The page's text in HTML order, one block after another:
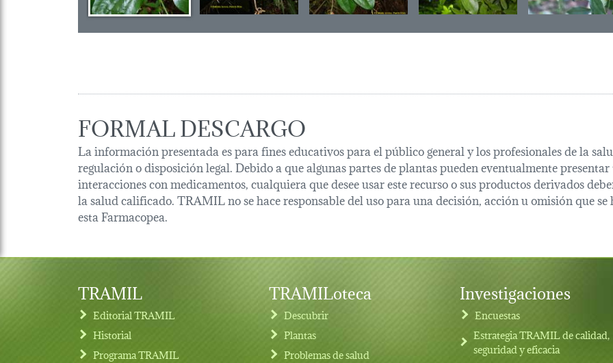
FORMAL DESCARGO
La información presentada es para fines educativos para el público general y los profesionales de la
regulación o disposición legal. Debido a que algunas partes de plantas pueden eventualmente
interacciones con medicamentos, cualquiera que desee usar este recurso o sus productos derivados
la salud calificado. TRAMIL no se hace responsable del uso para una decisión, acción u omisión que
esta Farmacopea.
TRAMIL
Editorial TRAMIL
Historial
Programa TRAMIL
TRAMILoteca
Descubrir
Plantas
Problemas de salud
Investigaciones
Encuestas
Estrategia TRAMIL de calidad,
seguridad y eficacia